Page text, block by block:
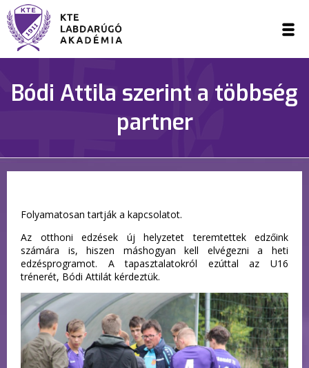
Bódi Attila szerint a többség
partner
Folyamatosan tartják a kapcsolatot.
Az otthoni edzések új helyzetet teremtettek edzőink
számára is, hiszen máshogyan kell elvégezni a heti
edzésprogramot. A tapasztalatokról ezúttal az U16
trénerét, Bódi Attilát kérdeztük.